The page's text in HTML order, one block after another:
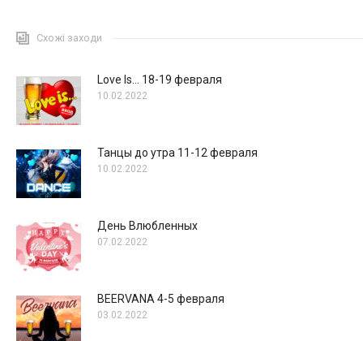
Схожі заходи
Love Is… 18-19 февраля
10.02.2022
Танцы до утра 11-12 февраля
10.02.2022
День Влюбленных
07.02.2022
BEERVANA 4-5 февраля
03.02.2022